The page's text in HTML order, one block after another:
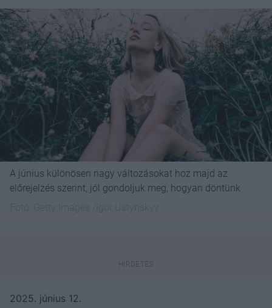
A június különösen nagy változásokat hoz majd az
előrejelzés szerint, jól gondoljuk meg, hogyan döntünk
2025. június 12.